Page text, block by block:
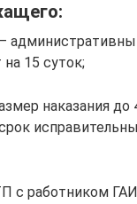
15 суток;
наказания до
с работником